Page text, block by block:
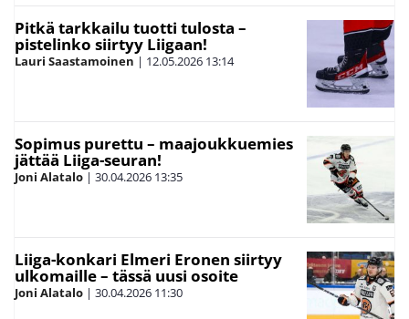
Pitkä tarkkailu tuotti tulosta –
pistelinko siirtyy Liigaan!
Lauri Saastamoinen | 12.05.2026 13:14
Sopimus purettu – maajoukkuemies
jättää Liiga-seuran!
Joni Alatalo | 30.04.2026 13:35
Liiga-konkari Elmeri Eronen siirtyy
ulkomaille – tässä uusi osoite
Joni Alatalo | 30.04.2026 11:30